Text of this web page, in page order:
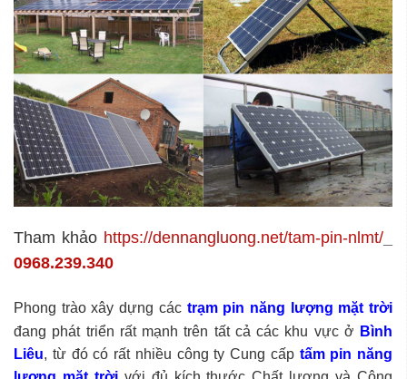
Tham khảo https://dennangluong.net/tam-pin-nlmt/
0968.239.340
Phong trào xây dựng các trạm pin năng lượng mặt trời
đang phát triển rất mạnh trên tất cả các khu vực ở Bình
Liêu, từ đó có rất nhiều công ty Cung cấp tấm pin năng